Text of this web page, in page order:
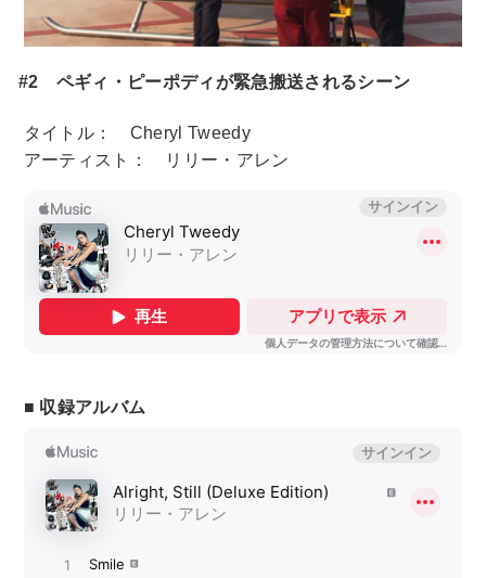
#2 ペギィ・ピーポディが緊急搬送されるシーン
タイトル： Cheryl Tweedy
アーティスト： リリー・アレン
■ 収録アルバム